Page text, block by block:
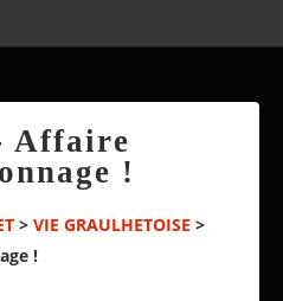
Affaire
!
> VIE GRAULHETOISE >
!